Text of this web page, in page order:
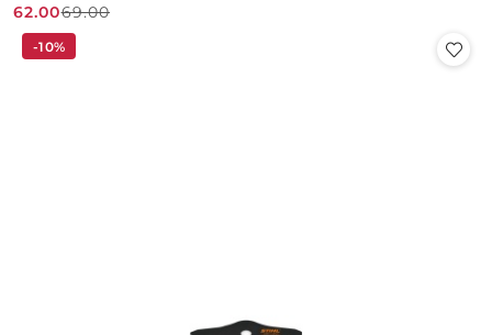
Cena
promocyjna:
62.00
Cena
przed
69.00
-10%